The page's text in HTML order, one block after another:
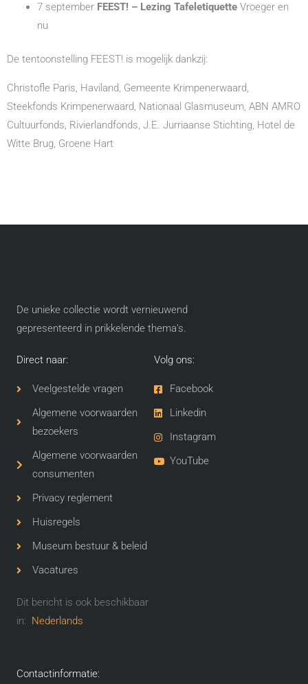
7 september FEEST! – Lezing TafeletiquetteVroeger en
nu
De tentoonstelling FEEST! is mogelijk dankzij:
Christofle Paris, Haviland, Gemeente Krimpenerwaard,
Steekfonds Krimpenerwaard, Nationaal Glasmuseum, ABN AMRO
Cultuurfonds, Rivierlandfonds, J.E. Jurriaanse Stichting, Hotel de
Witte Brug, Groene Hart
De unieke collectie wordt vernieuwend
gepresenteerd in prikkelende thema’s​.
Direct naar:
Veelgestelde vragen
Algemene voorwaarden
bezoekers
Algemene voorwaarden
consumenten
Privacy reglement
Huisregels
Museum bestuur & beleid
Vacatures
Dit bericht is ook beschikbaar
in: Nederlands
Volg ons:
Facebook
Linkedin
Instagram
YouTube
Contactinformatie: